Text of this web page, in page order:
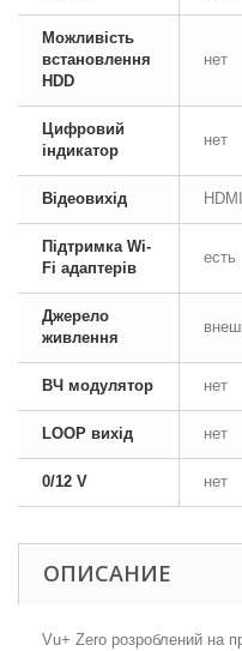
Можливість
встановлення
HDD
нет
Цифровий
індикатор
нет
Відеовихід
Підтримка Wi-
Fi адаптерів
есть
Джерело
живлення
ВЧ модулятор нет
LOOP вихід нет
0/12 V нет
ОПИСАНИЕ
Vu+ Zero розроблений на